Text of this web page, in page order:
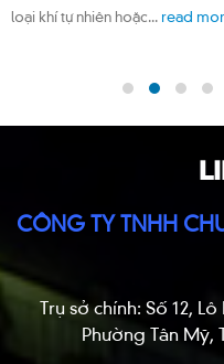
loại khí tự nhiên hoặc... read
CÔNG TY TNHH
Trụ sở chính: Số 12,
Phường Tân Mỹ,